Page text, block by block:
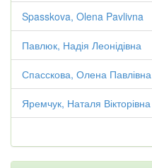
Spasskova, Olena Pavlivna
Павлюк, Надія Леонідівна
Спасскова, Олена Павлівна
Яремчук, Наталя Вікторівна